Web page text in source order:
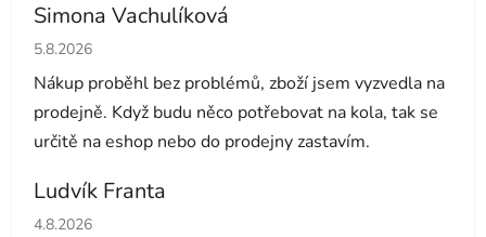
Simona Vachulíková
Hodnocení obchodu je 5 z 5 hvězdiček.
5.8.2026
Nákup proběhl bez problémů, zboží jsem vyzvedla na
prodejně. Když budu něco potřebovat na kola, tak se
určitě na eshop nebo do prodejny zastavím.
Ludvík Franta
Hodnocení obchodu je 5 z 5 hvězdiček.
4.8.2026